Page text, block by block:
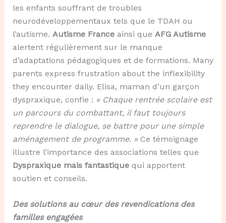
les enfants souffrant de troubles
neurodéveloppementaux tels que le TDAH ou
l’autisme. Autisme Franceainsi que AFG Autisme
alertent régulièrement sur le manque
d’adaptations pédagogiques et de formations. Many
parents express frustration about the inflexibility
they encounter daily. Elisa, maman d’un garçon
dyspraxique, confie : « Chaque rentrée scolaire est
un parcours du combattant, il faut toujours
reprendre le dialogue, se battre pour une simple
aménagement de programme. »Ce témoignage
illustre l’importance des associations telles que
Dyspraxique mais fantastiquequi apportent
soutien et conseils.
Des solutions au cœur des revendications des
familles engagées